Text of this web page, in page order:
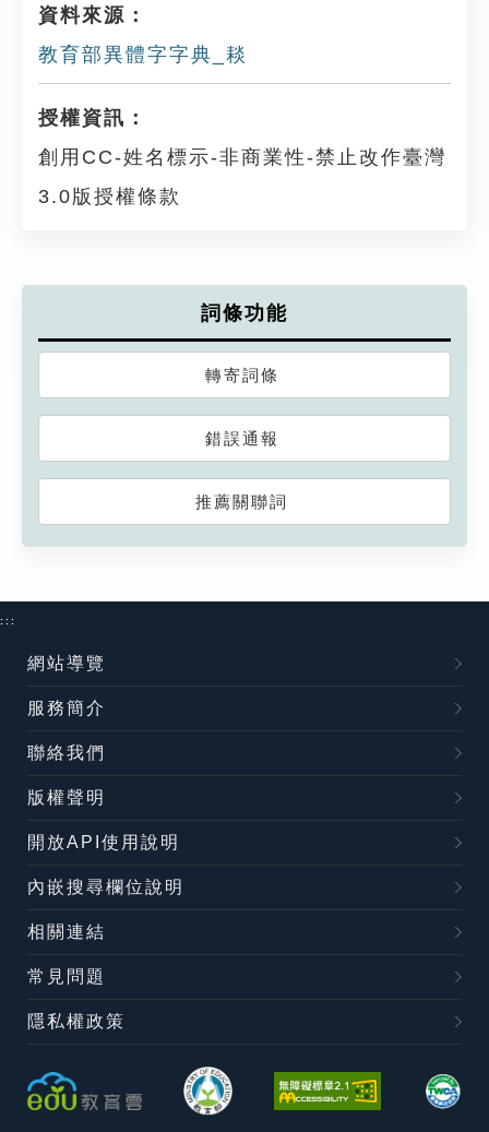
資料來源：
教育部異體字字典_䎦
授權資訊：
創用CC-姓名標示-非商業性-禁止改作臺灣
3.0版授權條款
詞條功能
轉寄詞條
錯誤通報
推薦關聯詞
:::
網站導覽
服務簡介
聯絡我們
版權聲明
開放API使用說明
內嵌搜尋欄位說明
相關連結
常見問題
隱私權政策